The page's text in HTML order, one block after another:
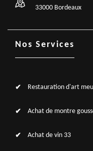
33000 Bordeaux
Nos Services
Restauration d'art
Achat de montre
Achat de vin 33